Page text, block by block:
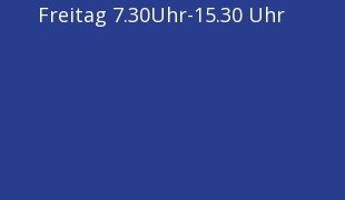
Freitag 7.30Uhr-15.30 Uhr